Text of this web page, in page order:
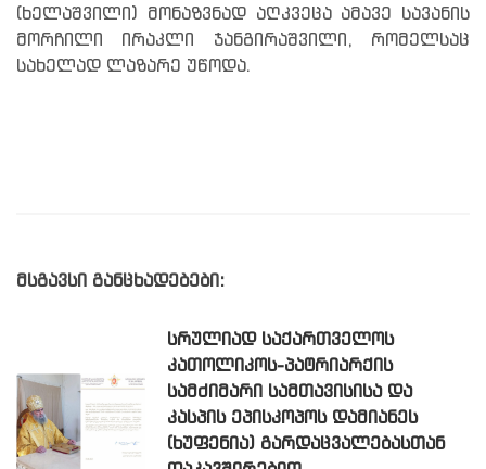
(ხელაშვილი) მონაზვნად აღკვეცა ამავე სავანის
მორჩილი ირაკლი ჯანგირაშვილი, რომელსაც
სახელად ლაზარე უწოდა.
მსგავსი განცხადებები:
ᲡᲠᲣᲚᲘᲐᲓ ᲡᲐᲥᲐᲠᲗᲕᲔᲚᲝᲡ
ᲙᲐᲗᲝᲚᲘᲙᲝᲡ-ᲞᲐᲢᲠᲘᲐᲠᲥᲘᲡ
ᲡᲐᲛᲫᲘᲛᲐᲠᲘ ᲡᲐᲛᲗᲐᲕᲘᲡᲘᲡᲐ ᲓᲐ
ᲙᲐᲡᲞᲘᲡ ᲔᲞᲘᲡᲙᲝᲞᲝᲡ ᲓᲐᲛᲘᲐᲜᲔᲡ
(ᲮᲣᲤᲔᲜᲘᲐ) ᲒᲐᲠᲓᲐᲪᲕᲐᲚᲔᲑᲐᲡᲗᲐᲜ